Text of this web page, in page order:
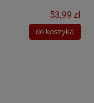
53,99 zł
do koszyka